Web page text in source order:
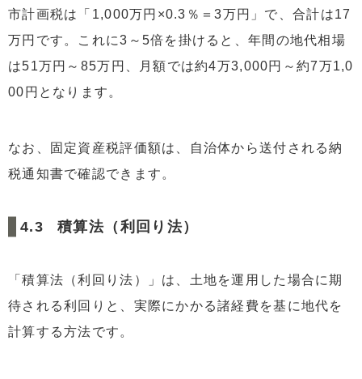
市計画税は「1,000万円×0.3％＝3万円」で、合計は17
万円です。これに3～5倍を掛けると、年間の地代相場
は51万円～85万円、月額では約4万3,000円～約7万1,0
00円となります。
なお、固定資産税評価額は、自治体から送付される納
税通知書で確認できます。
積算法（利回り法）
「積算法（利回り法）」は、土地を運用した場合に期
待される利回りと、実際にかかる諸経費を基に地代を
計算する方法です。